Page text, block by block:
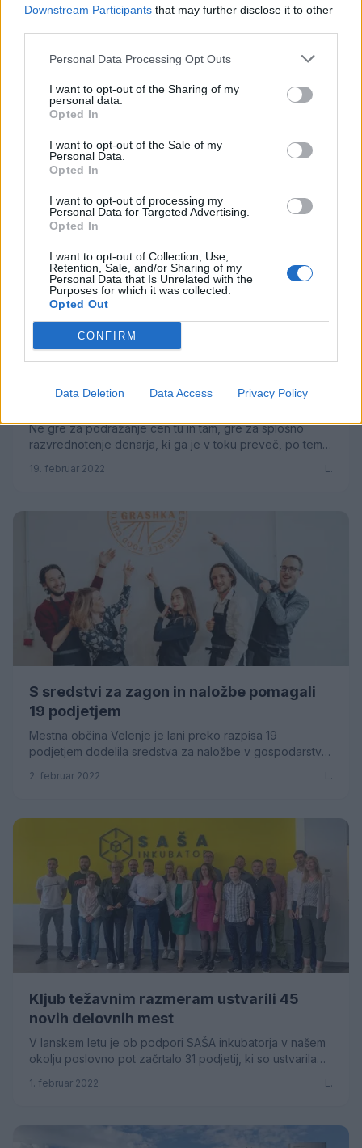
Downstream Participants that may further disclose it to other
Personal Data Processing Opt Outs
I want to opt-out of the Sharing of my
personal data.
Opted In
I want to opt-out of the Sale of my
Personal Data.
Opted In
I want to opt-out of processing my
Personal Data for Targeted Advertising.
Opted In
I want to opt-out of Collection, Use,
Retention, Sale, and/or Sharing of my
Personal Data that Is Unrelated with the
Purposes for which it was collected.
Opted Out
CONFIRM
Data Deletion Data Access Privacy Policy
Dve ekipi iz Velenja v finale na regijskem
predizboru POPRI
Na nacionalno tekmovanje v podjetniških idejah POPRI
se je letos prijavilo 122 ekip iz celotne Slovenije, torej
več kot 340 mladih, polnih kreativnih ...
Ne gre za podražanje cen tu in tam, gre za splošno
razvrednotenje denarja, ki ga je v toku preveč, po tem
19. februar 2022 L.
S sredstvi za zagon in naložbe pomagali
19 podjetjem
Mestna občina Velenje je lani preko razpisa 19
podjetjem dodelila sredstva za naložbe v gospodarstvo,
2. februar 2022 L.
Kljub težavnim razmeram ustvarili 45
novih delovnih mest
V lanskem letu je ob podpori SAŠA inkubatorja v našem
okolju poslovno pot začrtalo 31 podjetij, ki so ustvarila
1. februar 2022 L.